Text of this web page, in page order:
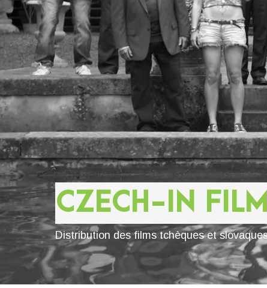
Distribution des films tchèques et
CZECH-IN